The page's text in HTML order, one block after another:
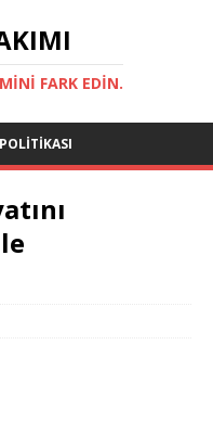
FARK EDIN.